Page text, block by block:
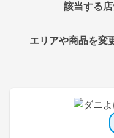
オンラインショ
製品検索はこ
取扱店検索はこ
該当する
エリアや商品を変